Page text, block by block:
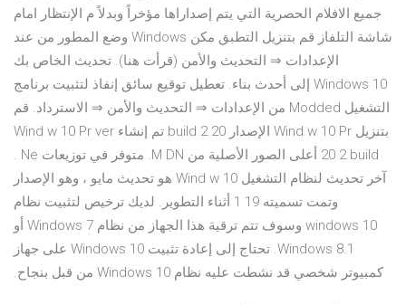
جميع الافلام الحصرية التي يتم إصداراها مؤخراً وبدلاً م الإنتظار امام
شاشة التلفاز قم بتنزيل التطبق مكن Windows وضع المطور من عند
الإعدادات ⇒ التحديث والأمن (قرأت هنا). تحديث الخاص بك
Windows 10 إلى أحدث بناء. تعطيل توقيع سائق إنفاذ لتثبيت برنامج
التشغيل Modded من الإعدادات ⇒ التحديث والأمن ⇒ الاسترداد. قم
بتنزيل Wind w 10 Pr الإصدار 20 2 build تم إنشاء Wind w 10 Pr ver
20 2 build أعلى الصور الأصلية من M DN. متوفر في توزيعات Ne .
آخر تحديث لنظام التشغيل Wind w 10 هو تحديث مايو ، وهو الإصدار
وتمت تسميته 19 1 أثناء التطوير. لديك ترخيص لتثبيت نظام
windows 10 وسوف تتم ترقية هذا الجهاز من نظام Windows 7 أو
Windows 8.1. تحتاج إلى إعادة تثبيت Windows 10 على جهاز
كمبيوتر شخصي قد نشطت عليه نظام Windows 10 من قبل بنجاح.